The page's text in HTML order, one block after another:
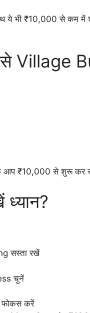
ये भी ₹10,000 से कम में
Village
आप ₹10,000 से शुरू
ध्यान?
सस्ता रखें
चुनें
करें